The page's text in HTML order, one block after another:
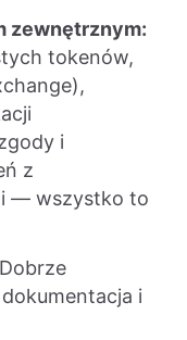
zewnętrznym:
tokenów,
i
z
— wszystko to
Dobrze
i